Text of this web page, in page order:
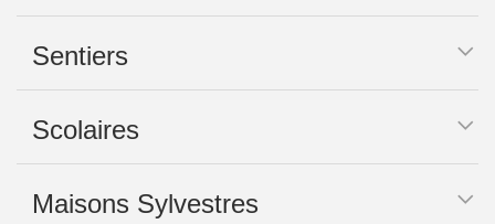
Sentiers
Scolaires
Maisons Sylvestres